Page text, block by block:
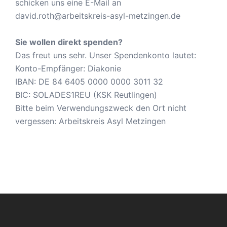
schicken uns eine E-Mail an
david.roth@arbeitskreis-asyl-metzingen.de
Sie wollen direkt spenden?
Das freut uns sehr. Unser Spendenkonto lautet:
Konto-Empfänger: Diakonie
IBAN: DE 84 6405 0000 0000 3011 32
BIC: SOLADES1REU (KSK Reutlingen)
Bitte beim Verwendungszweck den Ort nicht
vergessen: Arbeitskreis Asyl Metzingen